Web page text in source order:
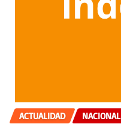
ACTUALIDAD NACIONAL